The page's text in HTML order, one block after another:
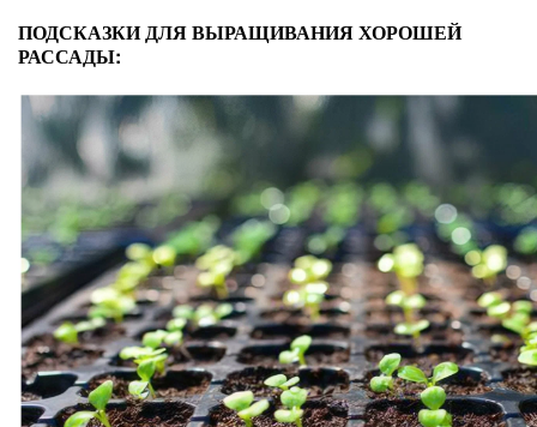
ПОДСКАЗКИ ДЛЯ ВЫРАЩИВАНИЯ ХОРОШЕЙ
РАССАДЫ: